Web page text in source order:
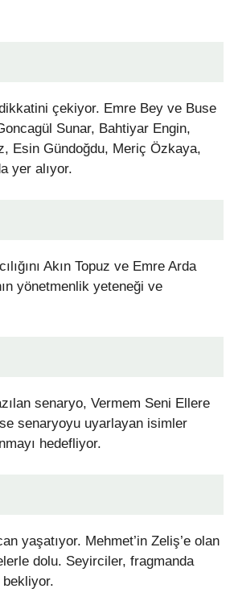
çekiyor. Emre Bey ve Buse
Sunar, Bahtiyar Engin,
Esin Gündoğdu, Meriç Özkaya,
yer alıyor.
Akın Topuz ve Emre Arda
yönetmenlik yeteneği ve
senaryo, Vermem Seni Ellere
senaryoyu uyarlayan isimler
hedefliyor.
yaşatıyor. Mehmet’in Zeliş’e olan
dolu. Seyirciler, fragmanda